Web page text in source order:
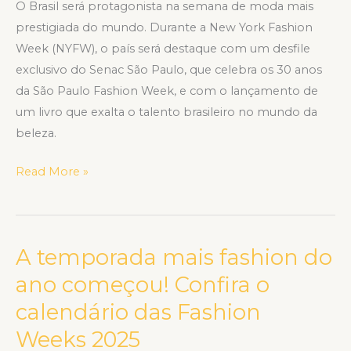
O Brasil será protagonista na semana de moda mais
prestigiada do mundo. Durante a New York Fashion
Week (NYFW), o país será destaque com um desfile
exclusivo do Senac São Paulo, que celebra os 30 anos
da São Paulo Fashion Week, e com o lançamento de
um livro que exalta o talento brasileiro no mundo da
beleza.
Read More »
A temporada mais fashion do
ano começou! Confira o
calendário das Fashion
Weeks 2025
A
mais
fashion
do